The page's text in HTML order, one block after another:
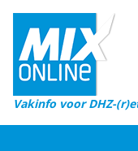
Vakinfo voor DHZ-
Home
Magazines